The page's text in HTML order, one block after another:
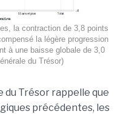
la contraction de 3,8 points
la légère progression
à une baisse globale de 3,0
du Trésor)
du Trésor rappelle que
précédentes, les